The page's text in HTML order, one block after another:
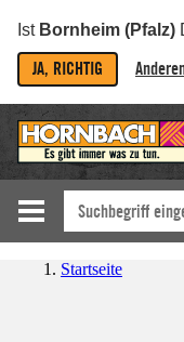
Ist Bornheim (Pfalz)
JA, RICHTIG
Startseite